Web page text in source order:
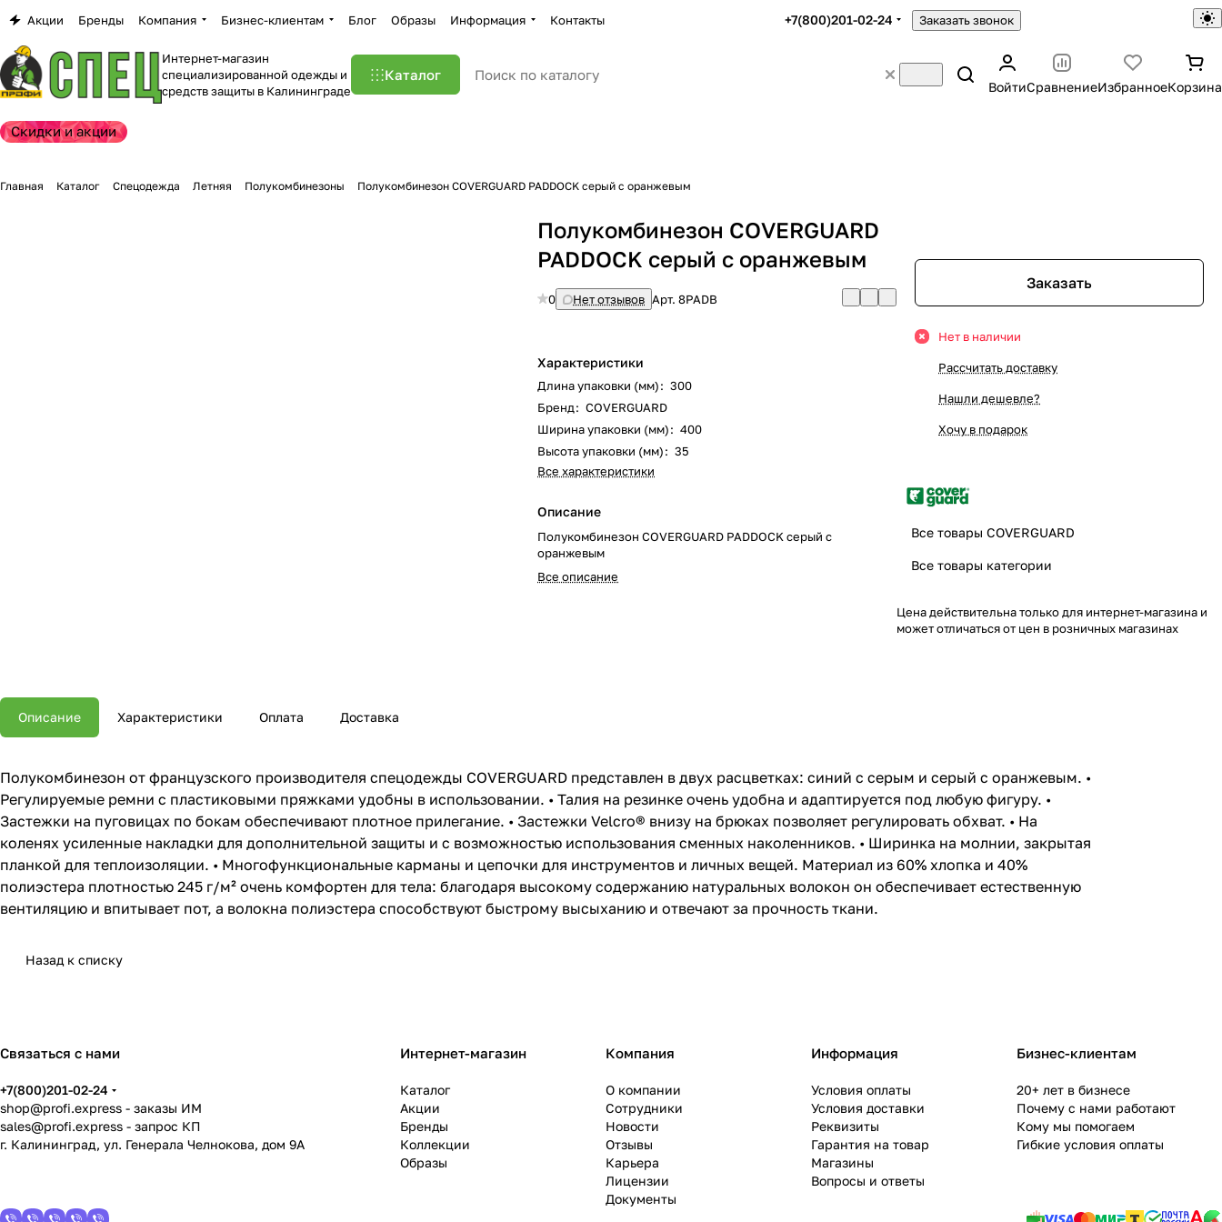
Акции Бренды Компания Бизнес-клиентам Блог Образы Информация Контакты +7(800)201-02-24 Заказать звонок
Интернет-магазин
специализированной одежды и
средств защиты в Калининграде
Каталог
ВойтиСравнениеИзбранноеКорзина
Скидки и акции
Главная Каталог Спецодежда Летняя Полукомбинезоны Полукомбинезон COVERGUARD PADDOCK серый с оранжевым
Полукомбинезон COVERGUARD
PADDOCK серый с оранжевым
0 Нет отзывов Арт.8PADB
Характеристики
Длина упаковки (мм): 300
Бренд: COVERGUARD
Ширина упаковки (мм): 400
Высота упаковки (мм): 35
Все характеристики
Описание
Полукомбинезон COVERGUARD PADDOCK серый с
оранжевым
Все описание
Заказать
Нет в наличии
Рассчитать доставку
Нашли дешевле?
Хочу в подарок
Все товары COVERGUARD
Все товары категории
Цена действительна только для интернет-магазина и
может отличаться от цен в розничных магазинах
Описание Характеристики Оплата Доставка
Полукомбинезон от французского производителя спецодежды COVERGUARD представлен в двух расцветках: синий с серым и серый с оранжевым. •
Регулируемые ремни с пластиковыми пряжками удобны в использовании. • Талия на резинке очень удобна и адаптируется под любую фигуру. •
Застежки на пуговицах по бокам обеспечивают плотное прилегание. • Застежки Velcro® внизу на брюках позволяет регулировать обхват. • На
коленях усиленные накладки для дополнительной защиты и с возможностью использования сменных наколенников. • Ширинка на молнии, закрытая
планкой для теплоизоляции. • Многофункциональные карманы и цепочки для инструментов и личных вещей. Материал из 60% хлопка и 40%
полиэстера плотностью 245 г/м² очень комфортен для тела: благодаря высокому содержанию натуральных волокон он обеспечивает естественную
вентиляцию и впитывает пот, а волокна полиэстера способствуют быстрому высыханию и отвечают за прочность ткани.
Назад к списку
Связаться с нами
+7(800)201-02-24
shop@profi.express - заказы ИМ
sales@profi.express - запрос КП
г. Калининград, ул. Генерала Челнокова, дом 9A
Интернет-магазин
Каталог
Акции
Бренды
Коллекции
Образы
Компания
О компании
Сотрудники
Новости
Отзывы
Карьера
Лицензии
Документы
Информация
Условия оплаты
Условия доставки
Реквизиты
Гарантия на товар
Магазины
Вопросы и ответы
Бизнес-клиентам
20+ лет в бизнесе
Почему с нами работают
Кому мы помогаем
Гибкие условия оплаты